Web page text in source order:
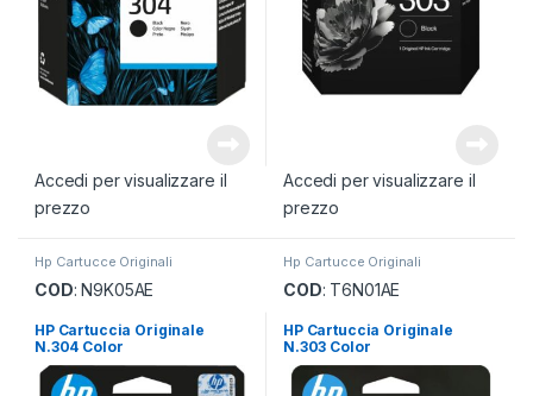
Accedi per visualizzare il
prezzo
Accedi per visualizzare il
prezzo
Hp Cartucce Originali
COD: N9K05AE
HP Cartuccia Originale
N.304 Color
Hp Cartucce Originali
COD: T6N01AE
HP Cartuccia Originale
N.303 Color